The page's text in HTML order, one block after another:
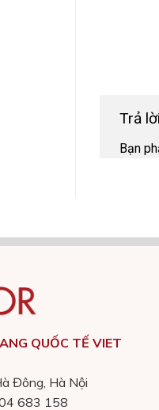
Trả lời
Bạn
QUỐC TẾ VIET
Đông, Hà Nội
683 158